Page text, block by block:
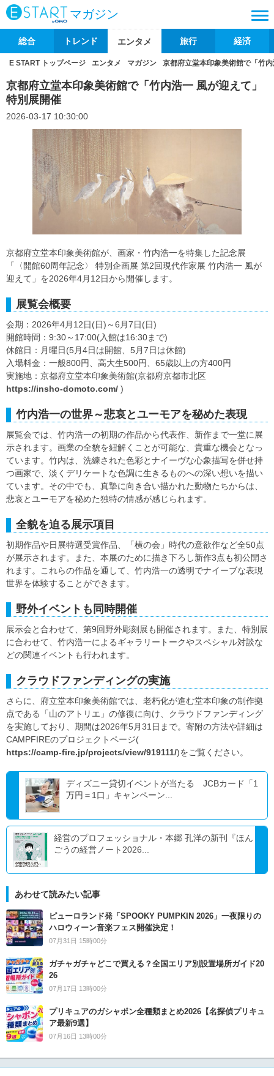
マガジン
総合 トレンド エンタメ 旅行 経済
E START トップページ エンタメ マガジン 京都府立堂本印象美術館で「竹
京都府立堂本印象美術館で「竹内浩一 風が迎えて」
特別展開催
2026-03-17 10:30:00
京都府立堂本印象美術館が、画家・竹内浩一を特集した記念展
「〈開館60周年記念〉 特別企画展 第2回現代作家展 竹内浩一 風が
迎えて」を2026年4月12日から開催します。
展覧会概要
会期：2026年4月12日(日)～6月7日(日)
開館時間：9:30～17:00(入館は16:30まで)
休館日：月曜日(5月4日は開館、5月7日は休館)
入場料金：一般800円、高大生500円、65歳以上の方400円
実施地：京都府立堂本印象美術館(京都府京都市北区
https://insho-domoto.com/ )
竹内浩一の世界～悲哀とユーモアを秘めた表現
展覧会では、竹内浩一の初期の作品から代表作、新作まで一堂に展
示されます。画業の全貌を紐解くことが可能な、貴重な機会となっ
ています。竹内は、洗練された色彩とナイーヴな心象描写を併せ持
つ画家で、淡くデリケートな色調に生きるものへの深い想いを描い
ています。その中でも、真摯に向き合い描かれた動物たちからは、
悲哀とユーモアを秘めた独特の情感が感じられます。
全貌を迫る展示項目
初期作品や日展特選受賞作品、「横の会」時代の意欲作など全50点
が展示されます。また、本展のために描き下ろし新作3点も初公開さ
れます。これらの作品を通して、竹内浩一の透明でナイーブな表現
世界を体験することができます。
野外イベントも同時開催
展示会と合わせて、第9回野外彫刻展も開催されます。また、特別展
に合わせて、竹内浩一によるギャラリートークやスペシャル対談な
どの関連イベントも行われます。
クラウドファンディングの実施
さらに、府立堂本印象美術館では、老朽化が進む堂本印象の制作拠
点である「山のアトリエ」の修復に向け、クラウドファンディング
を実施しており、期間は2026年5月31日まで。寄附の方法や詳細は
CAMPFIREのプロジェクトページ(
https://camp-fire.jp/projects/view/919111/)をご覧ください。
ディズニー貸切イベントが当たる JCBカード「1
万円＝1口」キャンペーン...
経営のプロフェッショナル・本郷 孔洋の新刊『ほん
ごうの経営ノート2026...
あわせて読みたい記事
ピューロランド発「SPOOKY PUMPKIN 2026」一夜限りの
ハロウィーン音楽フェス開催決定！
07月31日 15時00分
ガチャガチャどこで買える？全国エリア別設置場所ガイド20
26
07月17日 13時00分
プリキュアのガシャポン全種類まとめ2026【名探偵プリキュ
ア最新9選】
07月16日 13時00分